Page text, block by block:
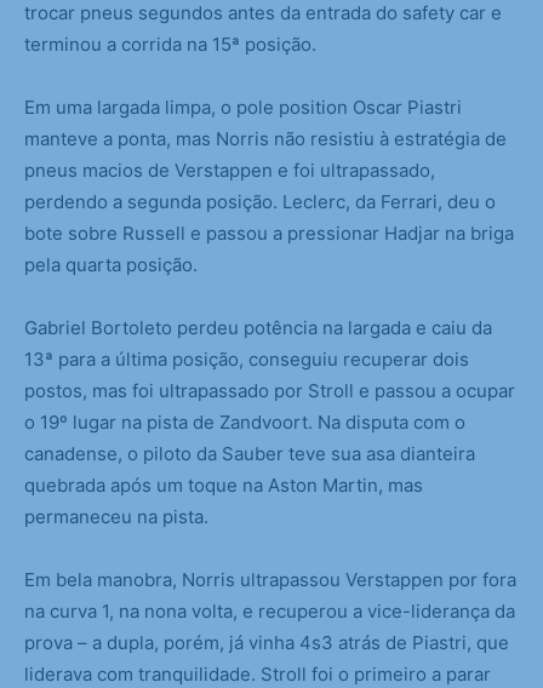
trocar pneus segundos antes da entrada do safety car e
terminou a corrida na 15ª posição.
Em uma largada limpa, o pole position Oscar Piastri
manteve a ponta, mas Norris não resistiu à estratégia de
pneus macios de Verstappen e foi ultrapassado,
perdendo a segunda posição. Leclerc, da Ferrari, deu o
bote sobre Russell e passou a pressionar Hadjar na briga
pela quarta posição.
Gabriel Bortoleto perdeu potência na largada e caiu da
13ª para a última posição, conseguiu recuperar dois
postos, mas foi ultrapassado por Stroll e passou a ocupar
o 19º lugar na pista de Zandvoort. Na disputa com o
canadense, o piloto da Sauber teve sua asa dianteira
quebrada após um toque na Aston Martin, mas
permaneceu na pista.
Em bela manobra, Norris ultrapassou Verstappen por fora
na curva 1, na nona volta, e recuperou a vice-liderança da
prova – a dupla, porém, já vinha 4s3 atrás de Piastri, que
liderava com tranquilidade. Stroll foi o primeiro a parar